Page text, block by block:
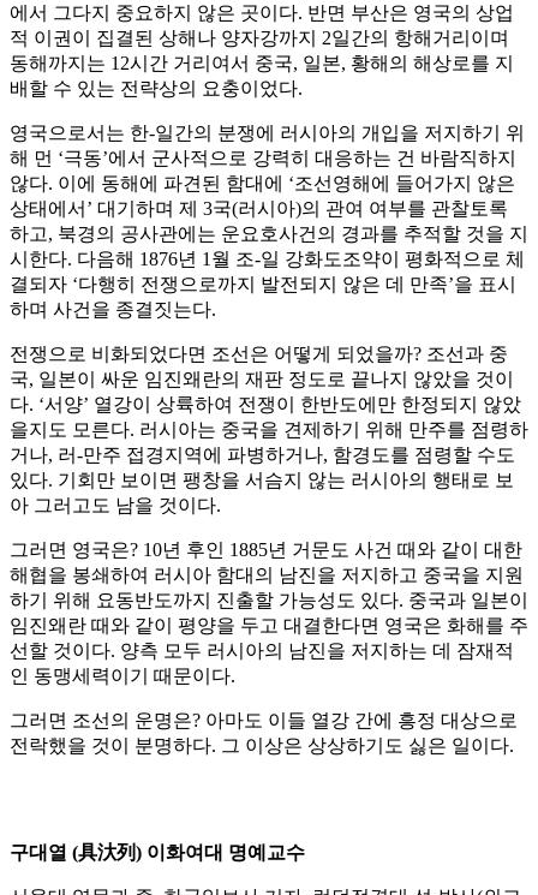
에서 그다지 중요하지 않은 곳이다. 반면 부산은 영국의 상업
적 이권이 집결된 상해나 양자강까지 2일간의 항해거리이며
동해까지는 12시간 거리여서 중국, 일본, 황해의 해상로를 지
배할 수 있는 전략상의 요충이었다.
영국으로서는 한-일간의 분쟁에 러시아의 개입을 저지하기 위
해 먼 ‘극동’에서 군사적으로 강력히 대응하는 건 바람직하지
않다. 이에 동해에 파견된 함대에 ‘조선영해에 들어가지 않은
상태에서’ 대기하며 제 3국(러시아)의 관여 여부를 관찰토록
하고, 북경의 공사관에는 운요호사건의 경과를 추적할 것을 지
시한다. 다음해 1876년 1월 조-일 강화도조약이 평화적으로 체
결되자 ‘다행히 전쟁으로까지 발전되지 않은 데 만족’을 표시
하며 사건을 종결짓는다.
전쟁으로 비화되었다면 조선은 어떻게 되었을까? 조선과 중
국, 일본이 싸운 임진왜란의 재판 정도로 끝나지 않았을 것이
다. ‘서양’ 열강이 상륙하여 전쟁이 한반도에만 한정되지 않았
을지도 모른다. 러시아는 중국을 견제하기 위해 만주를 점령하
거나, 러-만주 접경지역에 파병하거나, 함경도를 점령할 수도
있다. 기회만 보이면 팽창을 서슴지 않는 러시아의 행태로 보
아 그러고도 남을 것이다.
그러면 영국은? 10년 후인 1885년 거문도 사건 때와 같이 대한
해협을 봉쇄하여 러시아 함대의 남진을 저지하고 중국을 지원
하기 위해 요동반도까지 진출할 가능성도 있다. 중국과 일본이
임진왜란 때와 같이 평양을 두고 대결한다면 영국은 화해를 주
선할 것이다. 양측 모두 러시아의 남진을 저지하는 데 잠재적
인 동맹세력이기 때문이다.
그러면 조선의 운명은? 아마도 이들 열강 간에 흥정 대상으로
전락했을 것이 분명하다. 그 이상은 상상하기도 싫은 일이다.
구대열 (具汏列) 이화여대 명예교수